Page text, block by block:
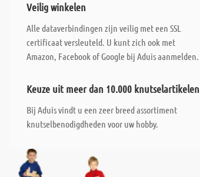
Veilig winkelen
Alle dataverbindingen zijn veilig met een SSL
certificaat versleuteld. U kunt zich ook met
Amazon, Facebook of Google bij Aduis aanmelden.
Keuze uit meer dan 10.000 knutselartikelen
Bij Aduis vindt u een zeer breed assortiment
knutselbenodigdheden voor uw hobby.